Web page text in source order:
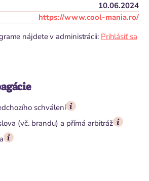
10.06.2024
https://www.cool-mania.ro/
nájdete v administrácii: Prihlásiť sa
schválení
(vč. brandu) a přímá arbitráž